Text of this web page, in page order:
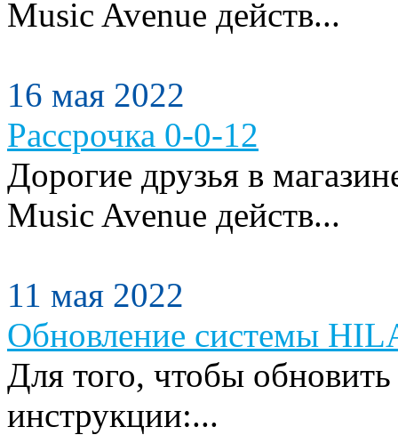
Music Avenue действ...
16 мая 2022
Рассрочка 0-0-12
Дорогие друзья в
Music Avenue действ...
11 мая 2022
Обновление системы
Для того, чтобы
инструкции:...